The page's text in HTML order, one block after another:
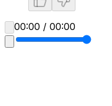
00:00 / 00:00